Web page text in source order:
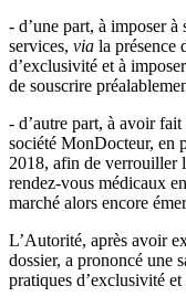
- d’une part, à imposer à
services, via la présence
d’exclusivité et à
de souscrire
- d’autre part, à avoir
société MonDocteur, en
2018, afin de verrouiller
rendez-vous médicaux
marché alors encore
L’Autorité, après avoir
dossier, a prononcé une
pratiques d’exclusivité et